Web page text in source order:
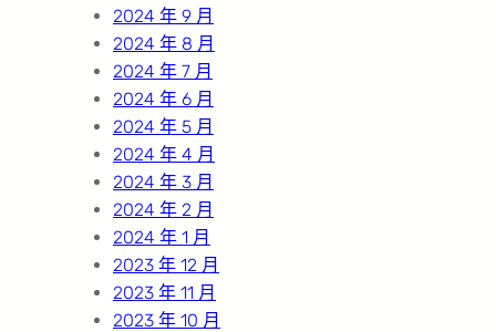
2024 年 9 月
2024 年 8 月
2024 年 7 月
2024 年 6 月
2024 年 5 月
2024 年 4 月
2024 年 3 月
2024 年 2 月
2024 年 1 月
2023 年 12 月
2023 年 11 月
2023 年 10 月